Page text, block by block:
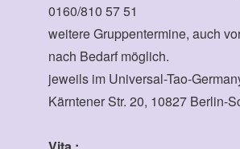
0160/810 57 51
weitere Gruppentermine, auch
nach Bedarf möglich.
jeweils im Universal-Tao-
Kärntener Str. 20, 10827 Berlin-